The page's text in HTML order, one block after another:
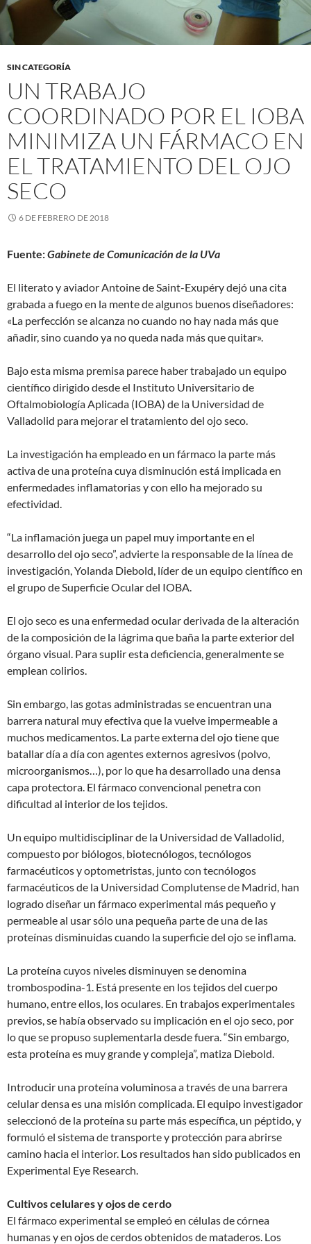
SIN CATEGORÍA
UN TRABAJO
COORDINADO POR EL IOBA
MINIMIZA UN FÁRMACO EN
EL TRATAMIENTO DEL OJO
SECO
6 DE FEBRERO DE 2018
Fuente:Gabinete de Comunicación de la UVa
El literato y aviador Antoine de Saint-Exupéry dejó una cita
grabada a fuego en la mente de algunos buenos diseñadores:
«La perfección se alcanza no cuando no hay nada más que
añadir, sino cuando ya no queda nada más que quitar».
Bajo esta misma premisa parece haber trabajado un equipo
científico dirigido desde el Instituto Universitario de
Oftalmobiología Aplicada (IOBA) de la Universidad de
Valladolid para mejorar el tratamiento del ojo seco.
La investigación ha empleado en un fármaco la parte más
activa de una proteína cuya disminución está implicada en
enfermedades inflamatorias y con ello ha mejorado su
efectividad.
“La inflamación juega un papel muy importante en el
desarrollo del ojo seco”, advierte la responsable de la línea de
investigación, Yolanda Diebold, líder de un equipo científico en
el grupo de Superficie Ocular del IOBA.
El ojo seco es una enfermedad ocular derivada de la alteración
de la composición de la lágrima que baña la parte exterior del
órgano visual. Para suplir esta deficiencia, generalmente se
emplean colirios.
Sin embargo, las gotas administradas se encuentran una
barrera natural muy efectiva que la vuelve impermeable a
muchos medicamentos. La parte externa del ojo tiene que
batallar día a día con agentes externos agresivos (polvo,
microorganismos…), por lo que ha desarrollado una densa
capa protectora. El fármaco convencional penetra con
dificultad al interior de los tejidos.
Un equipo multidisciplinar de la Universidad de Valladolid,
compuesto por biólogos, biotecnólogos, tecnólogos
farmacéuticos y optometristas, junto con tecnólogos
farmacéuticos de la Universidad Complutense de Madrid, han
logrado diseñar un fármaco experimental más pequeño y
permeable al usar sólo una pequeña parte de una de las
proteínas disminuidas cuando la superficie del ojo se inflama.
La proteína cuyos niveles disminuyen se denomina
trombospodina-1. Está presente en los tejidos del cuerpo
humano, entre ellos, los oculares. En trabajos experimentales
previos, se había observado su implicación en el ojo seco, por
lo que se propuso suplementarla desde fuera. “Sin embargo,
esta proteína es muy grande y compleja”, matiza Diebold.
Introducir una proteína voluminosa a través de una barrera
celular densa es una misión complicada. El equipo investigador
seleccionó de la proteína su parte más específica, un péptido, y
formuló el sistema de transporte y protección para abrirse
camino hacia el interior. Los resultados han sido publicados en
Experimental Eye Research.
Cultivos celulares y ojos de cerdo
El fármaco experimental se empleó en células de córnea
humanas y en ojos de cerdos obtenidos de mataderos. Los